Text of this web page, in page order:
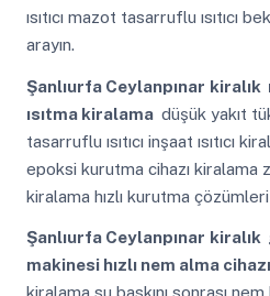
ısıtıcı mazot tasarruflu ısıtıcı
arayın.
Şanlıurfa Ceylanpınar kiralık
ısıtma kiralama düşük yakıt
tasarruflu ısıtıcı inşaat ısıtıcı
epoksi kurutma cihazı kiralama
kiralama hızlı kurutma
Şanlıurfa Ceylanpınar kiralık
makinesi hızlı nem alma